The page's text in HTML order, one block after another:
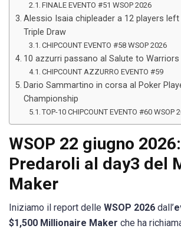
FINALE EVENTO #51 WSOP 2026
Alessio Isaia chipleader a 12 players left
Triple Draw
CHIPCOUNT EVENTO #58 WSOP 2026
10 azzurri passano al Salute to Warriors
CHIPCOUNT AZZURRO EVENTO #59
Dario Sammartino in corsa al Poker
Championship
TOP-10 CHIPCOUNT EVENTO #60 WSOP
WSOP 22 giugno 2026:
Predaroli al day3 del
Maker
Iniziamo il report delle WSOP 2026 dall’
$1,500 Millionaire Maker che ha